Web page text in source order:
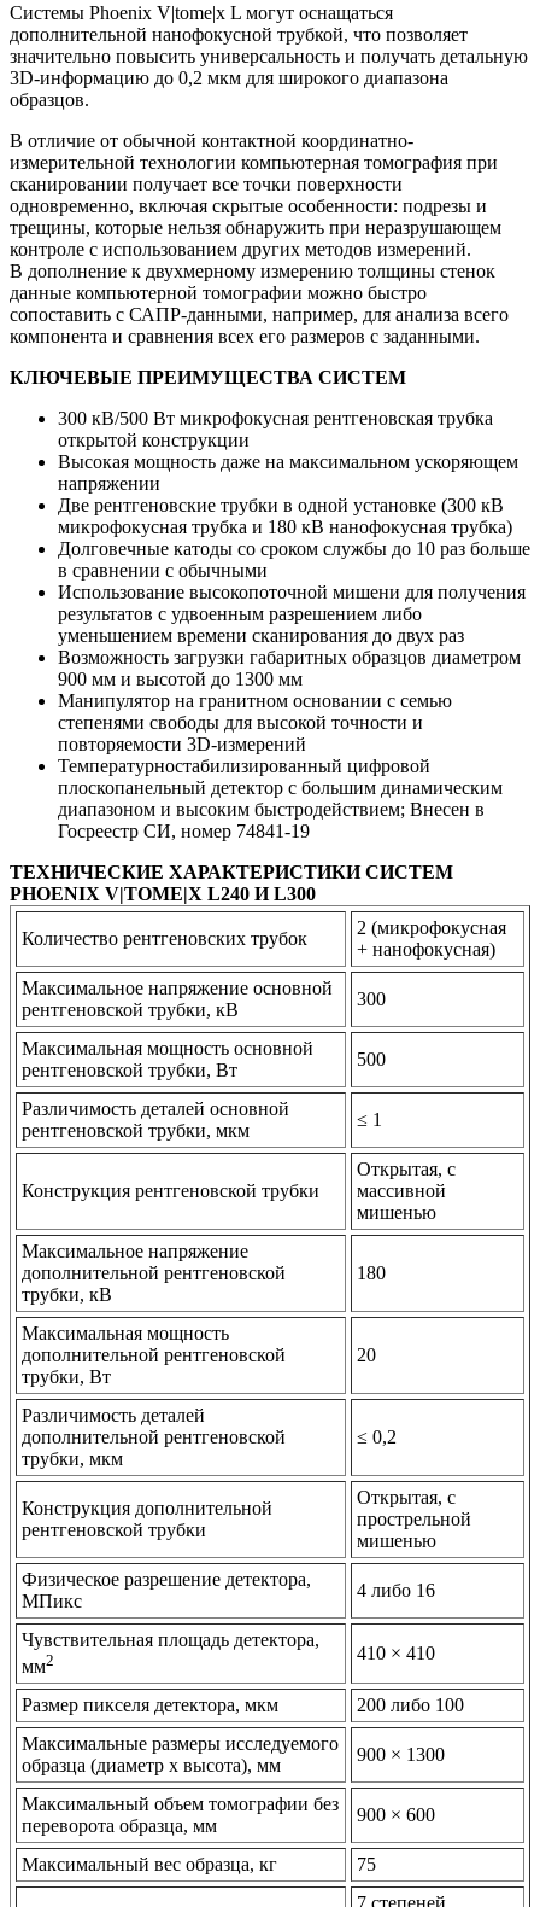
Системы Phoenix V|tome|x L могут оснащаться
дополнительной нанофокусной трубкой, что позволяет
значительно повысить универсальность и получать детальную
3D-информацию до 0,2 мкм для широкого диапазона
образцов.
В отличие от обычной контактной координатно-
измерительной технологии компьютерная томография при
сканировании получает все точки поверхности
одновременно, включая скрытые особенности: подрезы и
трещины, которые нельзя обнаружить при неразрушающем
контроле с использованием других методов измерений.
В дополнение к двухмерному измерению толщины стенок
данные компьютерной томографии можно быстро
сопоставить с САПР-данными, например, для анализа всего
компонента и сравнения всех его размеров с заданными.
КЛЮЧЕВЫЕ ПРЕИМУЩЕСТВА СИСТЕМ
300 кВ/500 Вт микрофокусная рентгеновская трубка
открытой конструкции
Высокая мощность даже на максимальном ускоряющем
напряжении
Две рентгеновские трубки в одной установке (300 кВ
микрофокусная трубка и 180 кВ нанофокусная трубка)
Долговечные катоды со сроком службы до 10 раз больше
в сравнении с обычными
Использование высокопоточной мишени для получения
результатов с удвоенным разрешением либо
уменьшением времени сканирования до двух раз
Возможность загрузки габаритных образцов диаметром
900 мм и высотой до 1300 мм
Манипулятор на гранитном основании с семью
степенями свободы для высокой точности и
повторяемости 3D-измерений
Температурностабилизированный цифровой
плоскопанельный детектор с большим динамическим
диапазоном и высоким быстродействием; Внесен в
Госреестр СИ, номер 74841-19
ТЕХНИЧЕСКИЕ ХАРАКТЕРИСТИКИ СИСТЕМ
PHOENIX V|TOME|X L240 И L300
Количество рентгеновских трубок
2 (микрофокусная
+ нанофокусная)
Максимальное напряжение основной
рентгеновской трубки, кВ
300
Максимальная мощность основной
рентгеновской трубки, Вт
500
Различимость деталей основной
рентгеновской трубки, мкм
≤ 1
Конструкция рентгеновской трубки
Открытая, с
массивной
мишенью
Максимальное напряжение
дополнительной рентгеновской
трубки, кВ
180
Максимальная мощность
дополнительной рентгеновской
трубки, Вт
20
Различимость деталей
дополнительной рентгеновской
трубки, мкм
≤ 0,2
Конструкция дополнительной
рентгеновской трубки
Открытая, с
прострельной
мишенью
Физическое разрешение детектора,
МПикс
4 либо 16
Чувствительная площадь детектора,
мм2 410 × 410
Размер пикселя детектора, мкм
200 либо 100
Максимальные размеры исследуемого
образца (диаметр х высота), мм
900 × 1300
Максимальный объем томографии без
переворота образца, мм
900 × 600
Максимальный вес образца, кг 75
7 степеней